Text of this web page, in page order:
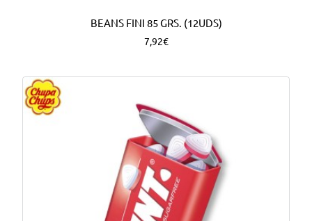
BEANS FINI 85 GRS. (12UDS)
7,92€